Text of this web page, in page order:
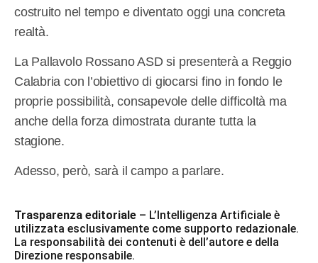
costruito nel tempo e diventato oggi una concreta
realtà.
La Pallavolo Rossano ASD si presenterà a Reggio
Calabria con l’obiettivo di giocarsi fino in fondo le
proprie possibilità, consapevole delle difficoltà ma
anche della forza dimostrata durante tutta la
stagione.
Adesso, però, sarà il campo a parlare.
Trasparenza editoriale – L’Intelligenza Artificiale è
utilizzata esclusivamente come supporto redazionale.
La responsabilità dei contenuti è dell’autore e della
Direzione responsabile.